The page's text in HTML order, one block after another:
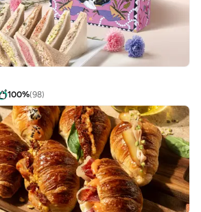
100%(98)